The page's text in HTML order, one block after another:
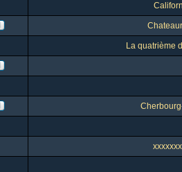
La quatrième